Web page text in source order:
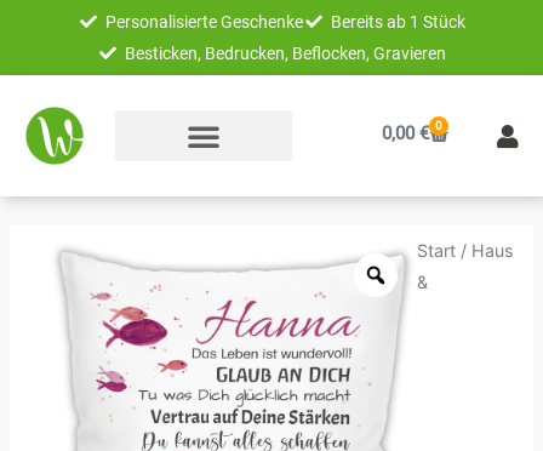
springen
Personalisierte Geschenke
Bereits ab 1 Stück
Besticken, Bedrucken, Beflocken, Gravieren
0,00€ 0
Warenkorb
Start/ Haus
&
Unikatolo
Kissen
Konfirmation
PINK
Name
personalisiert